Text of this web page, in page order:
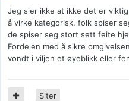
Jeg sier ikke at ikke det er
å virke kategorisk, folk spiser
de spiser seg stort sett feite
Fordelen med å sikre
vondt i viljen et øyeblikk eller
Siter